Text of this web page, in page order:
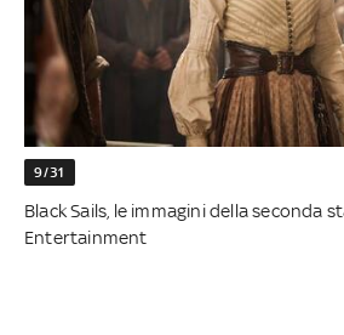
9/31
Black Sails, le immagini della seconda
Entertainment